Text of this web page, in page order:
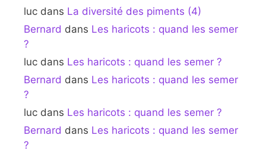
luc dans La diversité des piments (4)
Bernard dans Les haricots : quand les semer
?
luc dans Les haricots : quand les semer ?
Bernard dans Les haricots : quand les semer
?
luc dans Les haricots : quand les semer ?
Bernard dans Les haricots : quand les semer
?